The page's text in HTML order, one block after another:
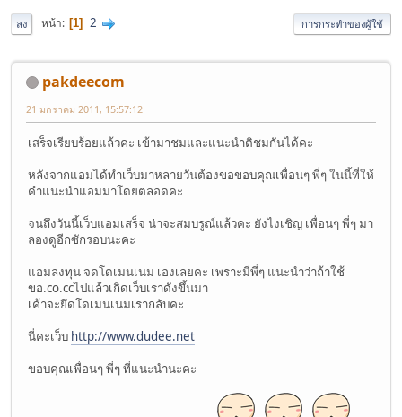
ลง หน้า 1 2 การกระทำของผู้ใช้
pakdeecom
21 มกราคม 2011, 15:57:12
เสร็จเรียบร้อยแล้วคะ เข้ามาชมและแนะนำติชมกันได้คะ
หลังจากแอมได้ทำเว็บมาหลายวันต้องขอขอบคุณเพื่อนๆ พี่ๆ ในนี้ที่ให้
คำแนะนำแอมมาโดยตลอดคะ
จนถึงวันนี้เว็บแอมเสร็จ น่าจะสมบรูณ์แล้วคะ ยังไงเชิญ เพื่อนๆ พี่ๆ มา
ลองดูอีกซักรอบนะคะ
แอมลงทุน จดโดเมนเนม เองเลยคะ เพราะมีพี่ๆ แนะนำว่าถ้าใช้
ขอ.co.ccไปแล้วเกิดเว็บเราดังขึ้นมา
เค้าจะยึดโดเมนเนมเรากลับคะ
นี่คะเว็บ http://www.dudee.net
ขอบคุณเพื่อนๆ พี่ๆ ที่แนะนำนะคะ